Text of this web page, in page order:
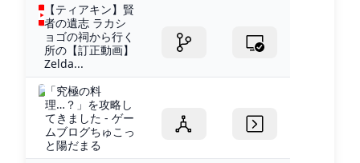
【ティアキン】賢
者の遺志 ラカシ
ョゴの祠から行く
所の【訂正動画】
Zelda...
「究極の料
理…？」を攻略し
てきました - ゲー
ムブログちゅこっ
と陽だまる